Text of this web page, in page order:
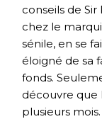
conseils de
chez le
sénile, en se
éloigné de sa
fonds.
découvre que
plusieurs